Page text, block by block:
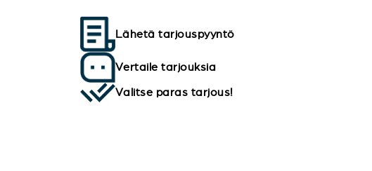
Lähetä tarjouspyyntö
Vertaile tarjouksia
Valitse paras tarjous!